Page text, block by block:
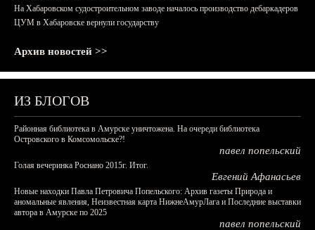
На Хабаровском судостроительном заводе началось производство дебаркадеров
ЦУМ в Хабаровске вернули государству
Архив новостей >>
ИЗ БЛОГОВ
Районная библиотека в Амурске уничтожена. На очереди библиотека
Островского в Комсомольске?!
павел попельский
Голая вечеринка Роснано 2015г. Итог.
Евгений Афанасьев
Новые находки Павла Петровича Попельского: Архив газеты Природа и
аномальные явления, Неизвестная карта НижнеАмурЛага и Последние выставки
автора в Амурске по 2025
павел попельский